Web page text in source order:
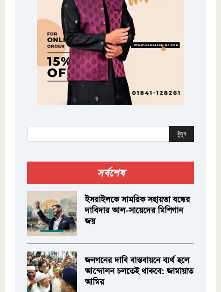
খুঁজুন
সর্বশেষ
ইসরাইলকে সামরিক সহায়তা বন্ধের
দাবিদার আল-সায়েদের মিশিগান
জয়
জনগনের দাবি বাস্তবায়নে ব্যর্থ হলে
আন্দোলন চলতেই থাকবে: জামায়াত
আমির